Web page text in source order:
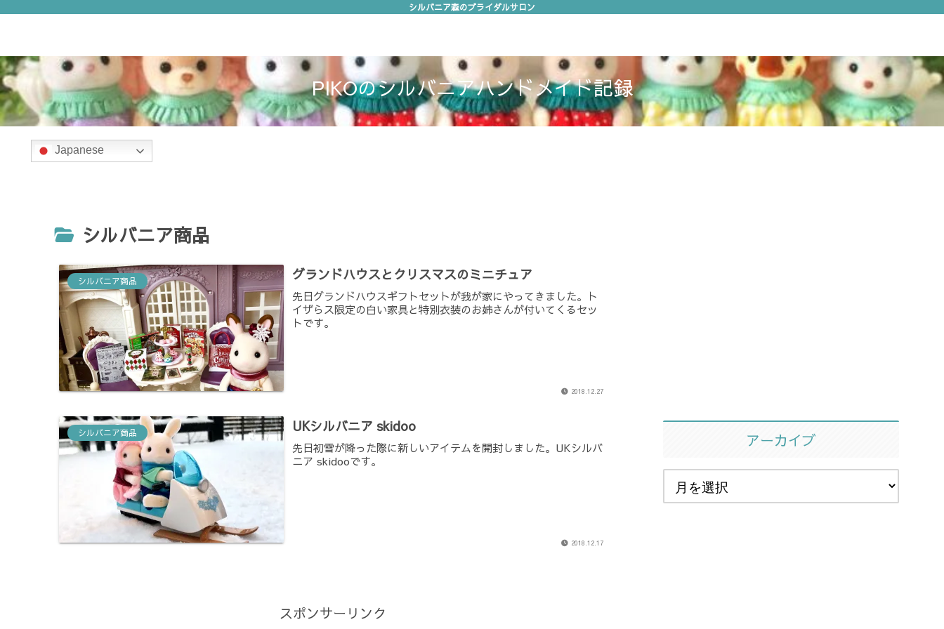
PIKOのシルバニアハンドメイド記録
シルバニア森のブライダルサロン
Japanese
シルバニア商品
シルバニア商品 グランドハウスとクリスマスのミニチュア
先日グランドハウスギフトセットが我が家にやってきました。ト
イザらス限定の白い家具と特別衣装のお姉さんが付いてくるセッ
トです。
2018.12.27
シルバニア商品 UKシルバニア skidoo
先日初雪が降った際に新しいアイテムを開封しました。UKシルバ
ニア skidooです。
2018.12.17
スポンサーリンク
アーカイブ